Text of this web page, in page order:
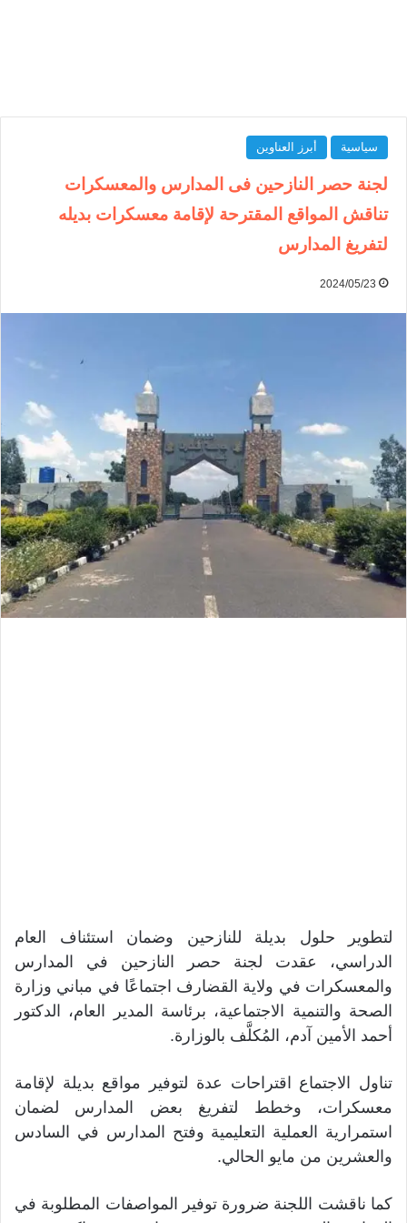
سياسية أبرز العناوين
لجنة حصر النازحين فى المدارس والمعسكرات
تناقش المواقع المقترحة لإقامة معسكرات بديله
لتفريغ المدارس
2024/05/23
لتطوير حلول بديلة للنازحين وضمان استئناف العام
الدراسي، عقدت لجنة حصر النازحين في المدارس
والمعسكرات في ولاية القضارف اجتماعًا في مباني وزارة
الصحة والتنمية الاجتماعية، برئاسة المدير العام، الدكتور
أحمد الأمين آدم، المُكلَّف بالوزارة.
تناول الاجتماع اقتراحات عدة لتوفير مواقع بديلة لإقامة
معسكرات، وخطط لتفريغ بعض المدارس لضمان
استمرارية العملية التعليمية وفتح المدارس في السادس
والعشرين من مايو الحالي.
كما ناقشت اللجنة ضرورة توفير المواصفات المطلوبة في